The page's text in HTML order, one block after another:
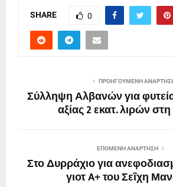
SHARE 0
ΠΡΟΗΓΟΎΜΕΝΗ
Σύλληψη Αλβανών για
αξίας 2 εκατ. λιρών
ΕΠΌΜΕΝΗ ΑΝΆΡΤΗΣΗ
Στο Δυρράχιο για
γιοτ A+ του Σεΐχη